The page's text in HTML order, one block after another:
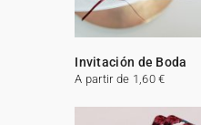
Invitación de Boda
A partir de 1,60 €